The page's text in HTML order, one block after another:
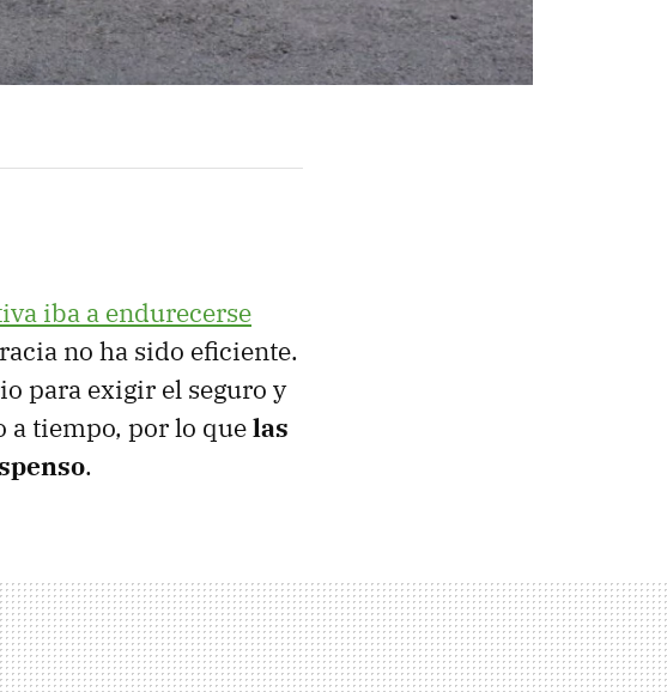
iba a endurecerse
no ha sido eficiente.
para exigir el seguro y
a tiempo, por lo quelas
.